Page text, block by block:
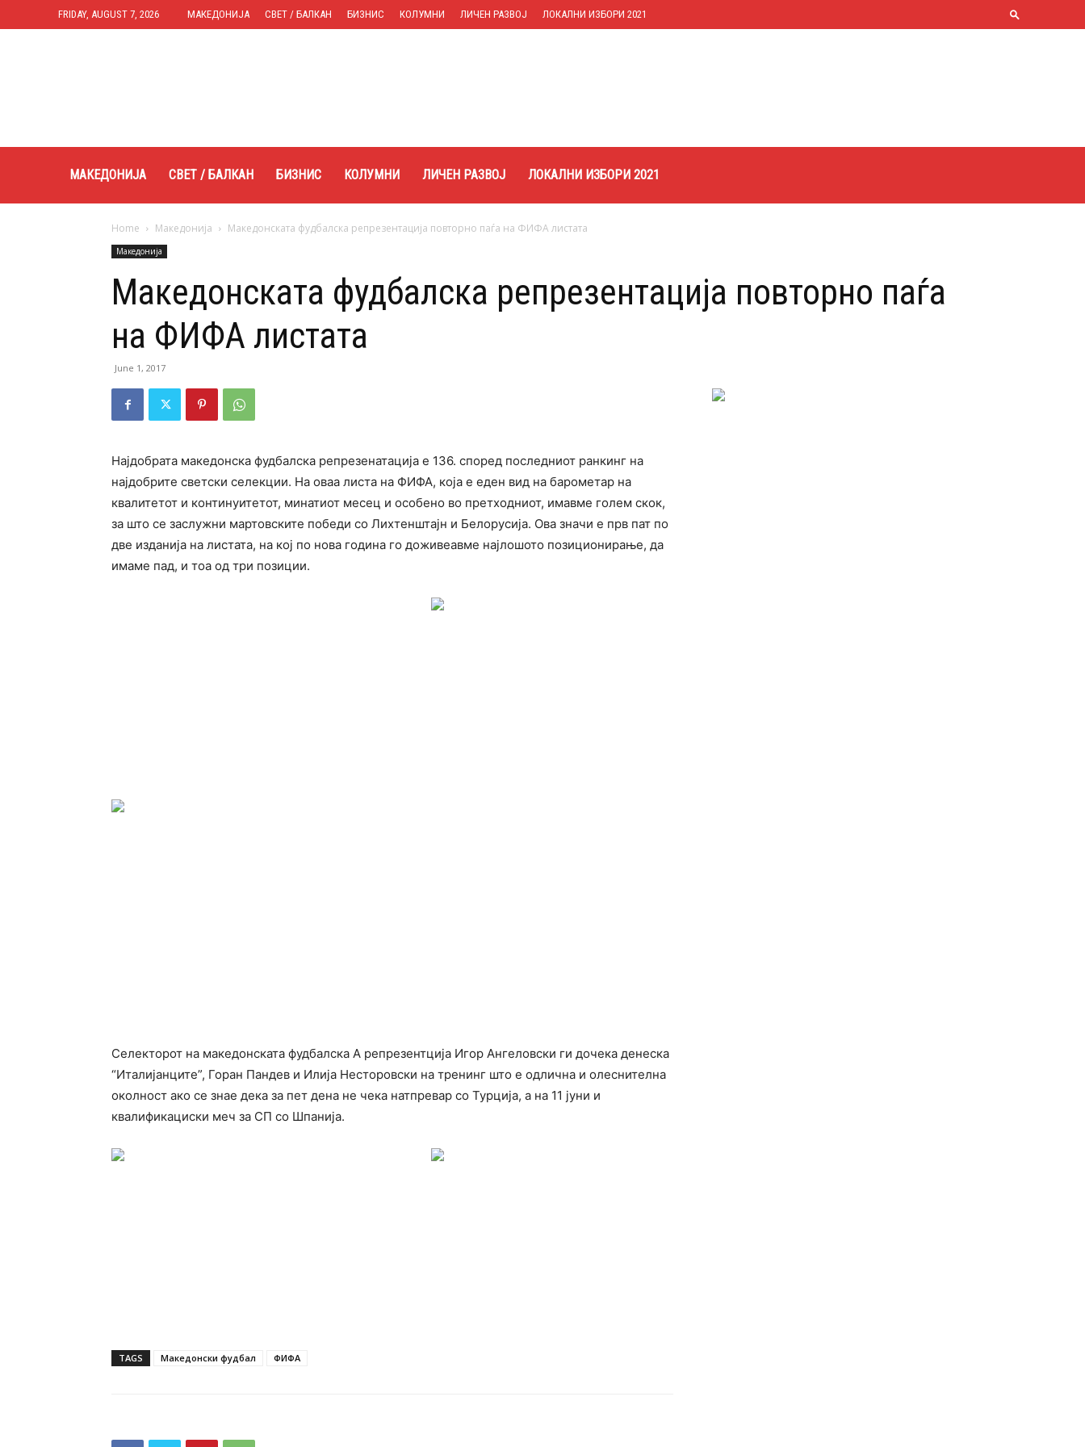
FRIDAY, AUGUST 7, 2026 МАКЕДОНИЈА СВЕТ / БАЛКАН БИЗНИС КОЛУМНИ ЛИЧЕН РАЗВОЈ ЛОКАЛНИ ИЗБОРИ 2021
МАКЕДОНИЈА СВЕТ / БАЛКАН БИЗНИС КОЛУМНИ ЛИЧЕН РАЗВОЈ ЛОКАЛНИ ИЗБОРИ 2021
Home Македонија Македонската фудбалска репрезентација повторно паѓа на ФИФА листата
Македонија
Македонската фудбалска репрезентација повторно паѓа
на ФИФА листата
June 1, 2017
Најдобрата македонска фудбалска репрезенатација е 136. според последниот ранкинг на
најдобрите светски селекции. На оваа листа на ФИФА, која е еден вид на барометар на
квалитетот и континуитетот, минатиот месец и особено во претходниот, имавме голем скок,
за што се заслужни мартовските победи со Лихтенштајн и Белорусија. Ова значи е прв пат по
две изданија на листата, на кој по нова година го доживеавме најлошото позиционирање, да
имаме пад, и тоа од три позиции.
Селекторот на македонската фудбалска А репрезентција Игор Ангеловски ги дочека денеска
“Италијанците”, Горан Пандев и Илија Несторовски на тренинг што е одлична и олеснителна
околност ако се знае дека за пет дена не чека натпревар со Турција, а на 11 јуни и
квалификациски меч за СП со Шпанија.
TAGS Македонски фудбал ФИФА